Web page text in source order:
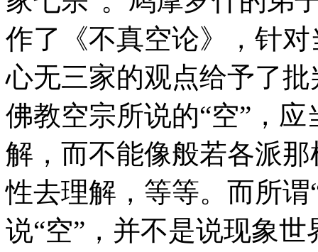
作了《不真空论》，针
心无三家的观点给予了
佛教空宗所说的“空”，应
解，而不能像般若各派
性去理解，等等。而所谓
说“空”，并不是说现象